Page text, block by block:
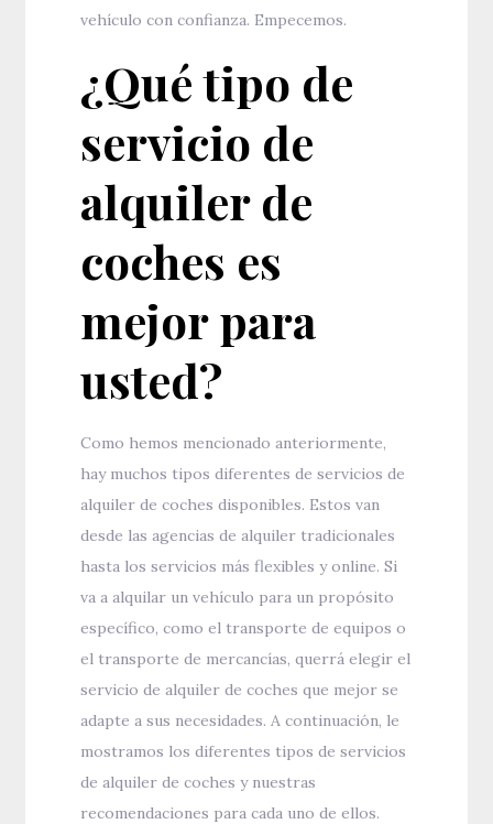
vehículo con confianza. Empecemos.
¿Qué tipo de
servicio de
alquiler de
coches es
mejor para
usted?
Como hemos mencionado anteriormente,
hay muchos tipos diferentes de servicios de
alquiler de coches disponibles. Estos van
desde las agencias de alquiler tradicionales
hasta los servicios más flexibles y online. Si
va a alquilar un vehículo para un propósito
específico, como el transporte de equipos o
el transporte de mercancías, querrá elegir el
servicio de alquiler de coches que mejor se
adapte a sus necesidades. A continuación, le
mostramos los diferentes tipos de servicios
de alquiler de coches y nuestras
recomendaciones para cada uno de ellos.